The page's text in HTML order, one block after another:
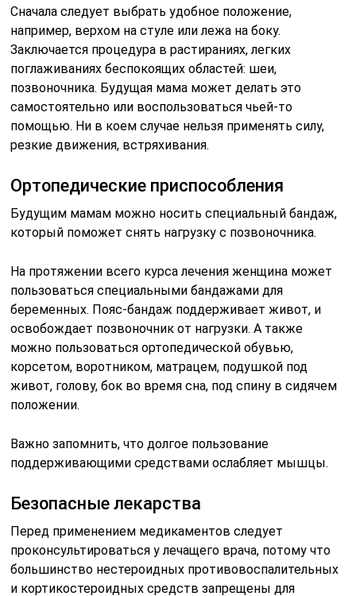
Сначала следует выбрать удобное положение,
например, верхом на стуле или лежа на боку.
Заключается процедура в растираниях, легких
поглаживаниях беспокоящих областей: шеи,
позвоночника. Будущая мама может делать это
самостоятельно или воспользоваться чьей-то
помощью. Ни в коем случае нельзя применять силу,
резкие движения, встряхивания.
Ортопедические приспособления
Будущим мамам можно носить специальный бандаж,
который поможет снять нагрузку с позвоночника.
На протяжении всего курса лечения женщина может
пользоваться специальными бандажами для
беременных. Пояс-бандаж поддерживает живот, и
освобождает позвоночник от нагрузки. А также
можно пользоваться ортопедической обувью,
корсетом, воротником, матрацем, подушкой под
живот, голову, бок во время сна, под спину в сидячем
положении.
Важно запомнить, что долгое пользование
поддерживающими средствами ослабляет мышцы.
Безопасные лекарства
Перед применением медикаментов следует
проконсультироваться у лечащего врача, потому что
большинство нестероидных противовоспалительных
и кортикостероидных средств запрещены для